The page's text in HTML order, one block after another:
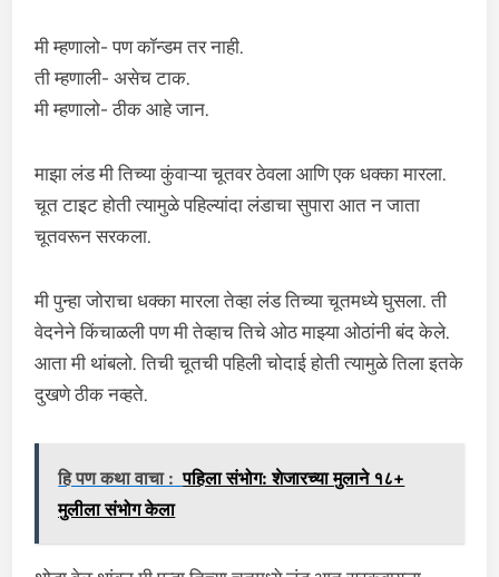
मी म्हणालो- पण कॉन्डम तर नाही.
ती म्हणाली- असेच टाक.
मी म्हणालो- ठीक आहे जान.
माझा लंड मी तिच्या कुंवाऱ्या चूतवर ठेवला आणि एक धक्का मारला.
चूत टाइट होती त्यामुळे पहिल्यांदा लंडाचा सुपारा आत न जाता
चूतवरून सरकला.
मी पुन्हा जोराचा धक्का मारला तेव्हा लंड तिच्या चूतमध्ये घुसला. ती
वेदनेने किंचाळली पण मी तेव्हाच तिचे ओठ माझ्या ओठांनी बंद केले.
आता मी थांबलो. तिची चूतची पहिली चोदाई होती त्यामुळे तिला इतके
दुखणे ठीक नव्हते.
हि पण कथा वाचा : पहिला संभोग: शेजारच्या मुलाने १८+
मुलीला संभोग केला